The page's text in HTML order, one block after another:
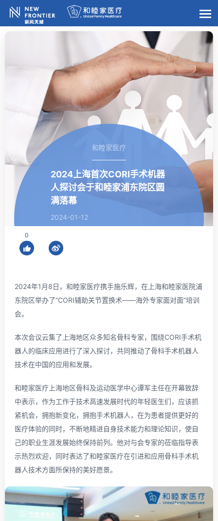
和睦家医疗
2024上海首次CORI手术机器
人探讨会于和睦家浦东院区圆
满落幕
2024-01-12
0
2024年1月8日，和睦家医疗携手施乐辉，在上海和睦家医院浦
东院区举办了“CORI辅助关节置换术——海外专家面对面”培训
会。
本次会议云集了上海地区众多知名骨科专家，围绕CORI手术机
器人的临床应用进行了深入探讨，共同推动了骨科手术机器人
技术在中国的应用和发展。
和睦家医疗上海地区骨科及运动医学中心谭军主任在开幕致辞
中表示，作为工作于技术高速发展时代的年轻医生们，应该抓
紧机会，拥抱新变化，拥抱手术机器人，在为患者提供更好的
医疗体验的同时，不断地精进自身技术能力和理论知识，使自
己的职业生涯发展始终保持前列。他对与会专家的莅临指导表
示热烈欢迎，同时表达了和睦家医疗在引进和应用骨科手术机
器人技术方面所保持的美好愿景。